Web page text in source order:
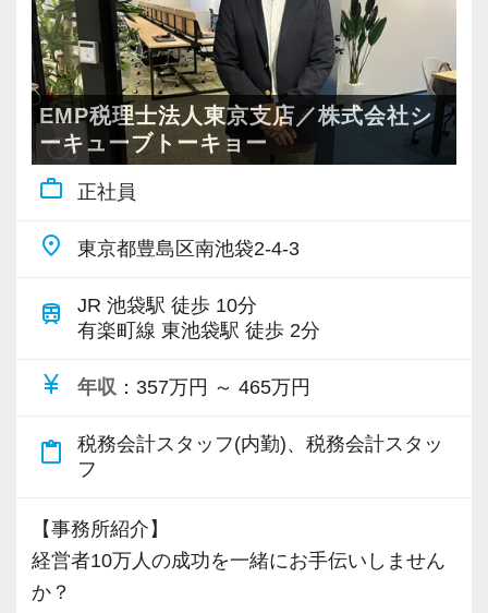
とができます。
■新宿ミライナタワー事務所のほか、日本全国に
事務所を展開していますので現地登用はもちろ
ん、Iターン、Uターンご希望の方も歓迎です。
またご家族の転勤や介護によって勤務地の移動
申請ができます。
キャッチアップできるなど、スキルアップの支
■配属された部署で1年働いた後にFA制度が使え
ます。自己申請型で希望の部署に移動ができま
すので経験の幅を広げながらキャリアップを目
■全国のスタッフの勤務時間を本部で一元管理を
し、過度に業務時間が増えている方、残業が連
制の指令が飛ぶようになっています。そのため
全拠点で残業の抑制が成功しています。
■通常の始業時間に対し、前後1時間または2時
経営のあらゆる課題を解消し、クライアントの
事業拡大とビジョン実現を後押しできる体制が
整っています。
・全国４拠点の税理士法人クループ
大阪本社、東京、名古屋、広島（2025年9月予
定）
全国４拠点になります。
柔軟な育成・評価で組織と共に成長できる
EMPグループの急拡大を支えているのは、スタ
ッフ一人ひとりの努力と成長。
キルと人柄を磨き、組織と共に大きく飛躍でき
■日本最大手の障碍者支援を通じて社会に貢献す
る税理士法人
2023年8月に障碍者支援事業所シーキューブト
ーキョー（豊島区池袋）を開所しました。
EMP税理士法人東京支店／株式会社シ
ーキューブトーキョー
work_outline 正社員
place 東京都豊島区南池袋2-4-3
train
JR 池袋駅 徒歩 10分
有楽町線 東池袋駅 徒歩 2分
currency_yen 年収 ：357万円 ～ 465万円
content_paste
税務会計スタッフ(内勤)、税務会計スタッ
フ
【事務所紹介】
経営者10万人の成功を一緒にお手伝いしません
か？